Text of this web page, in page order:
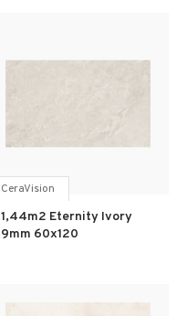
CeraVision
1,44m2 Eternity Ivory
9mm 60x120